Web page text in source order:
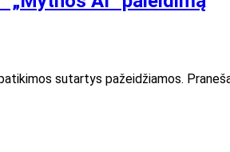
sutartys pažeidžiamos.